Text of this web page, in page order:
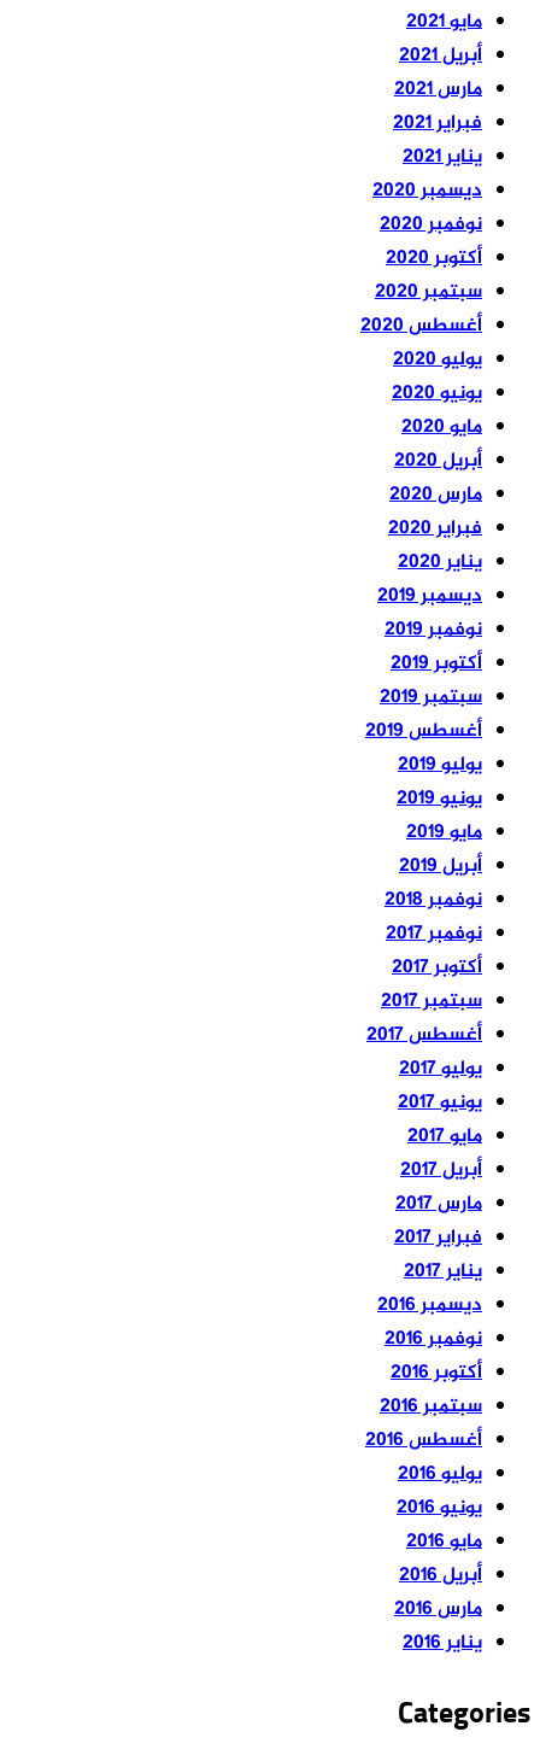
مايو 2021
أبريل 2021
مارس 2021
فبراير 2021
يناير 2021
ديسمبر 2020
نوفمبر 2020
أكتوبر 2020
سبتمبر 2020
أغسطس 2020
يوليو 2020
يونيو 2020
مايو 2020
أبريل 2020
مارس 2020
فبراير 2020
يناير 2020
ديسمبر 2019
نوفمبر 2019
أكتوبر 2019
سبتمبر 2019
أغسطس 2019
يوليو 2019
يونيو 2019
مايو 2019
أبريل 2019
نوفمبر 2018
نوفمبر 2017
أكتوبر 2017
سبتمبر 2017
أغسطس 2017
يوليو 2017
يونيو 2017
مايو 2017
أبريل 2017
مارس 2017
فبراير 2017
يناير 2017
ديسمبر 2016
نوفمبر 2016
أكتوبر 2016
سبتمبر 2016
أغسطس 2016
يوليو 2016
يونيو 2016
مايو 2016
أبريل 2016
مارس 2016
يناير 2016
Categories